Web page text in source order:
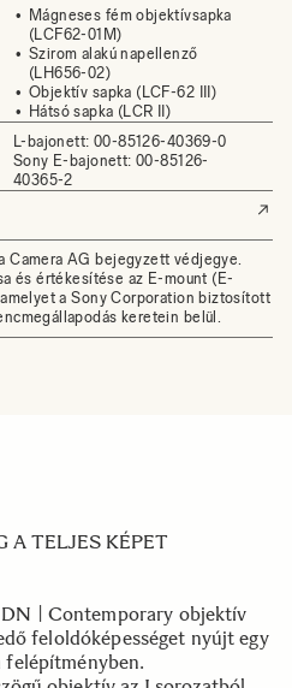
Mágneses fém objektívsapka
(LCF62-01M)
Szirom alakú napellenző
(LH656-02)
Objektív sapka (LCF-62 III)
Hátsó sapka (LCR II)
L-bajonett: 00-85126-40369-0
Sony E-bajonett: 00-85126-
40365-2
Camera AG bejegyzett védjegye.
és értékesítése az E-mount (E-
a Sony Corporation biztosított
keretein belül.
A TELJES KÉPET
| Contemporary objektív
feloldóképességet nyújt egy